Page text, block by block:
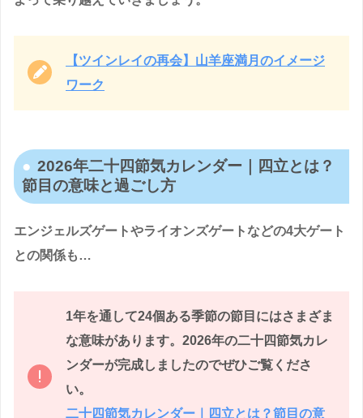
【ツインレイの再会】山羊座満月のイメージ
ワーク
2026年二十四節気カレンダー｜四立とは？
節目の意味と過ごし方
エンジェルズゲートやライオンズゲートなどの4大ゲート
との関係も…
1年を通して24個ある季節の節目にはさまざま
な意味があります。2026年の二十四節気カレ
ンダーが完成しましたのでぜひご覧くださ
い。
二十四節気カレンダー｜四立とは？節目の意